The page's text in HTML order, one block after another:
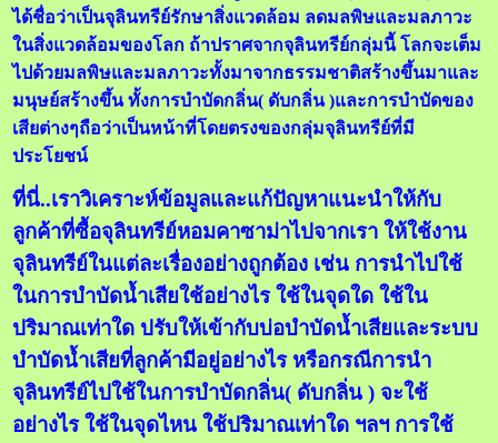
ได้ชื่อว่าเป็นจุลินทรีย์รักษาสิ่งแวดล้อม ลดมลพิษและมลภาวะ
ในสิ่งแวดล้อมของโลก ถ้าปราศจากจุลินทรีย์กลุ่มนี้ โลกจะเต็ม
ไปด้วยมลพิษและมลภาวะทั้งมาจากธรรมชาติสร้างขึ้นมาและ
มนุษย์สร้างขึ้น ทั้งการบำบัดกลิ่น( ดับกลิ่น )และการบำบัดของ
เสียต่างๆถือว่าเป็นหน้าที่โดยตรงของกลุ่มจุลินทรีย์ที่มี
ประโยชน์
ที่นี่..เราวิเคราะห์ข้อมูลและแก้ปัญหาแนะนำให้กับ
ลูกค้าที่ซื้อจุลินทรีย์หอมคาซาม่าไปจากเรา ให้ใช้งาน
จุลินทรีย์ในแต่ละเรื่องอย่างถูกต้อง เช่น การนำไปใช้
ในการบำบัดน้ำเสียใช้อย่างไร ใช้ในจุดใด ใช้ใน
ปริมาณเท่าใด ปรับให้เข้ากับบ่อบำบัดน้ำเสียและระบบ
บำบัดน้ำเสียที่ลูกค้ามีอยู่อย่างไร หรือกรณีการนำ
จุลินทรีย์ไปใช้ในการบำบัดกลิ่น( ดับกลิ่น ) จะใช้
อย่างไร ใช้ในจุดไหน ใช้ปริมาณเท่าใด ฯลฯ การใช้